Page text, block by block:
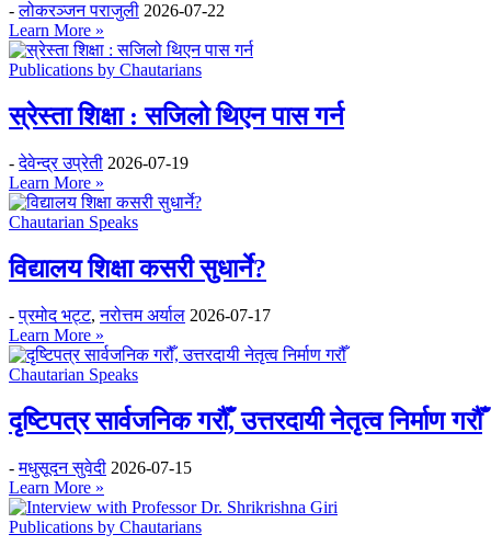
-लोकरञ्‍जन पराजुली 2026-07-22
Learn More »
Publications by Chautarians
स्रेस्ता शिक्षा : सजिलो थिएन पास गर्न
-देवेन्द्र उप्रेती 2026-07-19
Learn More »
Chautarian Speaks
विद्यालय शिक्षा कसरी सुधार्ने?
-प्रमोद भट्ट,नरोत्तम अर्याल 2026-07-17
Learn More »
Chautarian Speaks
दृष्टिपत्र सार्वजनिक गरौँ, उत्तरदायी नेतृत्व निर्माण गरौँ
-मधुसूदन सुवेदी 2026-07-15
Learn More »
Publications by Chautarians